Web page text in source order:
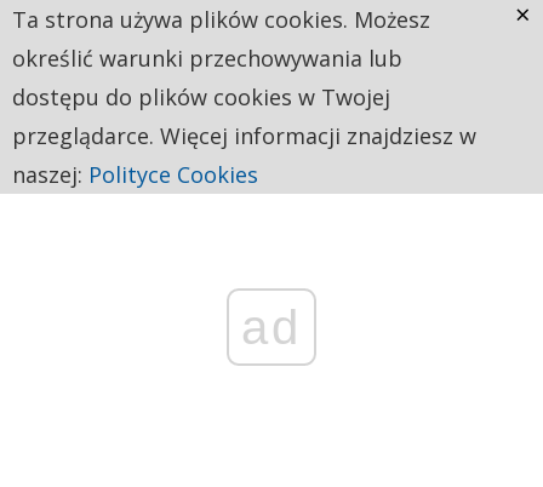
ad
Ta strona używa plików cookies. Możesz
określić warunki przechowywania lub
dostępu do plików cookies w Twojej
przeglądarce. Więcej informacji znajdziesz w
naszej: Polityce Cookies
×